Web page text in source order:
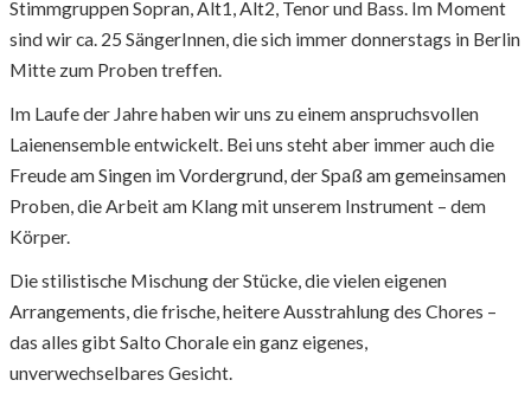
Stimmgruppen Sopran, Alt1, Alt2, Tenor und Bass. Im Moment
sind wir ca. 25 SängerInnen, die sich immer donnerstags in Berlin
Mitte zum Proben treffen.
Im Laufe der Jahre haben wir uns zu einem anspruchsvollen
Laienensemble entwickelt. Bei uns steht aber immer auch die
Freude am Singen im Vordergrund, der Spaß am gemeinsamen
Proben, die Arbeit am Klang mit unserem Instrument – dem
Körper.
Die stilistische Mischung der Stücke, die vielen eigenen
Arrangements, die frische, heitere Ausstrahlung des Chores –
das alles gibt Salto Chorale ein ganz eigenes,
unverwechselbares Gesicht.